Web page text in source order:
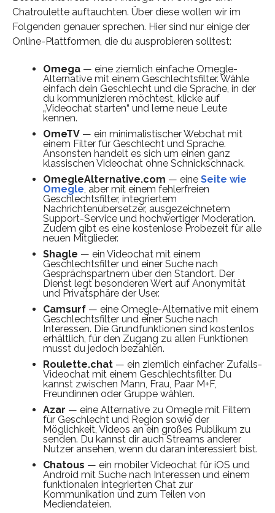
Chatroulette auftauchten. Über diese wollen wir im
Folgenden genauer sprechen. Hier sind nur einige der
Online-Plattformen, die du ausprobieren solltest:
Omega— eine ziemlich einfache Omegle-
Alternative mit einem Geschlechtsfilter. Wähle
einfach dein Geschlecht und die Sprache, in der
du kommunizieren möchtest, klicke auf
„Videochat starten“ und lerne neue Leute
kennen.
OmeTV— ein minimalistischer Webchat mit
einem Filter für Geschlecht und Sprache.
Ansonsten handelt es sich um einen ganz
klassischen Videochat ohne Schnickschnack.
OmegleAlternative.com — eine Seite wie
Omegle , aber mit einem fehlerfreien
Geschlechtsfilter, integriertem
Nachrichtenübersetzer, ausgezeichnetem
Support-Service und hochwertiger Moderation.
Zudem gibt es eine kostenlose Probezeit für alle
neuen Mitglieder.
Shagle — ein Videochat mit einem
Geschlechtsfilter und einer Suche nach
Gesprächspartnern über den Standort. Der
Dienst legt besonderen Wert auf Anonymität
und Privatsphäre der User.
Camsurf— eine Omegle-Alternative mit einem
Geschlechtsfilter und einer Suche nach
Interessen. Die Grundfunktionen sind kostenlos
erhältlich, für den Zugang zu allen Funktionen
musst du jedoch bezahlen.
Roulette.chat— ein ziemlich einfacher Zufalls-
Videochat mit einem Geschlechtsfilter. Du
kannst zwischen Mann, Frau, Paar M+F,
Freundinnen oder Gruppe wählen.
Azar — eine Alternative zu Omegle mit Filtern
für Geschlecht und Region sowie der
Möglichkeit, Videos an ein großes Publikum zu
senden. Du kannst dir auch Streams anderer
Nutzer ansehen, wenn du daran interessiert bist.
Chatous — ein mobiler Videochat für iOS und
Android mit Suche nach Interessen und einem
funktionalen integrierten Chat zur
Kommunikation und zum Teilen von
Mediendateien.